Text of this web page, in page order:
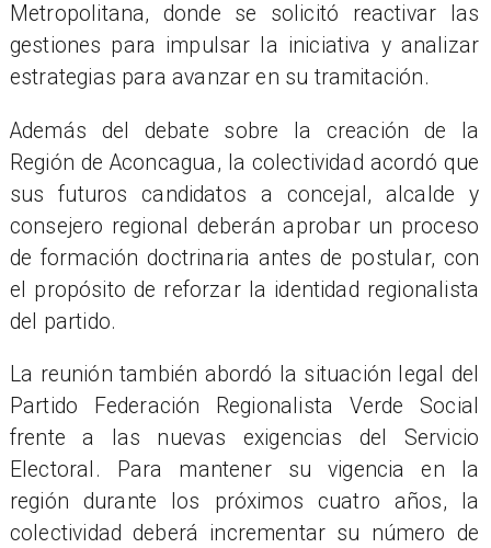
Metropolitana, donde se solicitó reactivar las
gestiones para impulsar la iniciativa y analizar
estrategias para avanzar en su tramitación.
Además del debate sobre la creación de la
Región de Aconcagua, la colectividad acordó que
sus futuros candidatos a concejal, alcalde y
consejero regional deberán aprobar un proceso
de formación doctrinaria antes de postular, con
el propósito de reforzar la identidad regionalista
del partido.
La reunión también abordó la situación legal del
Partido Federación Regionalista Verde Social
frente a las nuevas exigencias del Servicio
Electoral. Para mantener su vigencia en la
región durante los próximos cuatro años, la
colectividad deberá incrementar su número de